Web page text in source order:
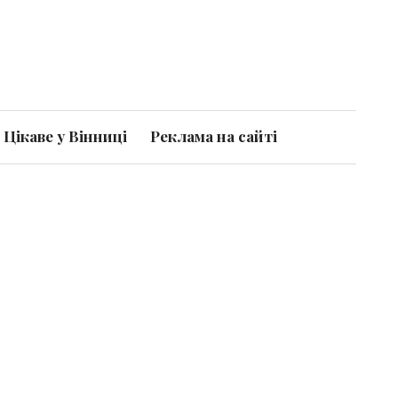
Цікаве у Вінниці Реклама на сайті